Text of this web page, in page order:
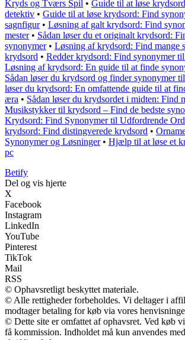
Kryds og Tværs Spil • Guide til at løse
detektiv • Guide til at løse krydsord: Find
sagnfigur• Løsning af galt krydsord: Find
mester• Sådan løser du et originalt krydsord:
synonymer• Løsning af krydsord: Find mange
krydsord • Redder krydsord: Find synonymer
Løsning af krydsord: En guide til at finde
Sådan løser du krydsord og finder synonymer
løser du krydsord: En omfattende guide til at
æra • Sådan løser du krydsordet i midten: Find
Musikstykker til krydsord – Find de bedste
Krydsord: Find Synonymer til Udfordrende Ord
krydsord: Find distingverede krydsord •
Synonymer og Løsninger• Hjælp til at løse et
pc
Betify
Del og vis hjerte
X
Facebook
Instagram
LinkedIn
YouTube
Pinterest
TikTok
Mail
RSS
© Ophavsretligt beskyttet materiale.
© Alle rettigheder forbeholdes. Vi deltager i
modtager betaling for køb via vores
© Dette site er omfattet af ophavsret. Ved køb
få kommission. Indholdet må kun anvendes